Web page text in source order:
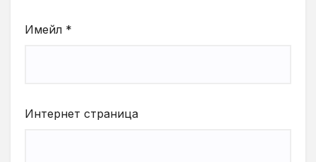
Имейл *
Интернет страница